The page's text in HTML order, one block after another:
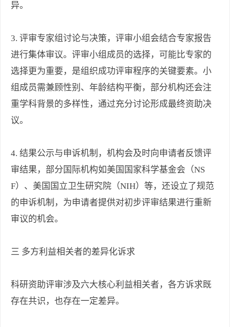
异。
3. 评审专家组讨论与决策，评审小组会结合专家报告
进行集体审议。评审小组成员的选择，可能比专家的
选择更为重要，是组织成功评审程序的关键要素。小
组成员需兼顾性别、年龄结构平衡，部分机构还会注
重学科背景的多样性，通过充分讨论形成最终资助决
议。
4. 结果公示与申诉机制，机构会及时向申请者反馈评
审结果，部分国际机构如美国国家科学基金会（NS
F）、美国国立卫生研究院（NIH）等，还设立了规范
的申诉机制，为申请者提供对初步评审结果进行重新
审议的机会。
三 多方利益相关者的差异化诉求
科研资助评审涉及六大核心利益相关者，各方诉求既
存在共识，也存在一定差异。